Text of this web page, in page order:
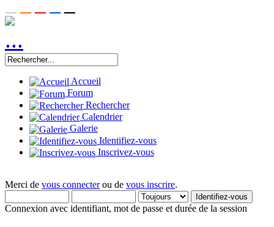
Accueil
Forum
Rechercher
Calendrier
Galerie
Identifiez-vous
Inscrivez-vous
Merci de vous connecterou de vous inscrire.
Connexion avec identifiant, mot de passe et durée de la session